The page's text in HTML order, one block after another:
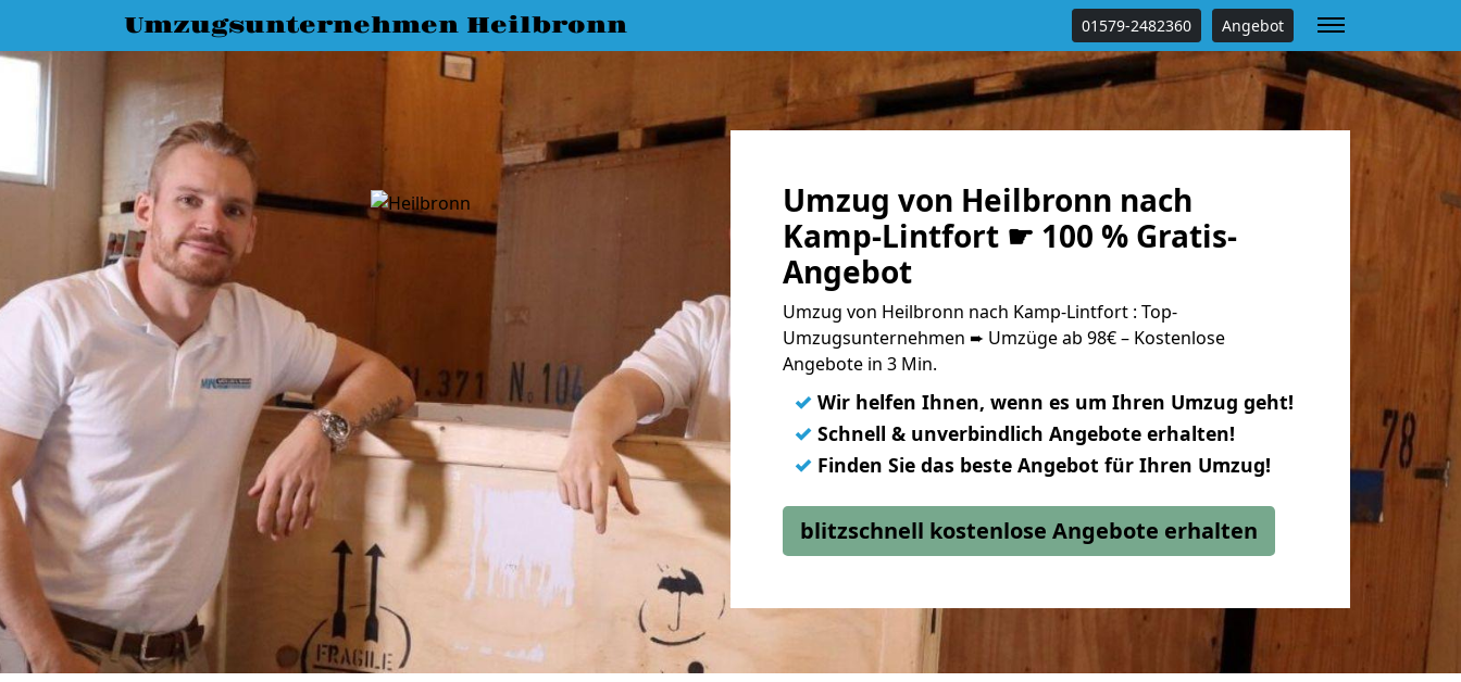
Umzugsunternehmen Heilbronn 01579-2482360 Angebot
Umzug von Heilbronn nach
Kamp-Lintfort ☛ 100 % Gratis-
Angebot
Umzug von Heilbronn nach Kamp-Lintfort : Top-
Umzugsunternehmen ➨ Umzüge ab 98€ – Kostenlose
Angebote in 3 Min.
✓ Wir helfen Ihnen, wenn es um Ihren Umzug geht!
✓ Schnell & unverbindlich Angebote erhalten!
✓ Finden Sie das beste Angebot für Ihren Umzug!
blitzschnell kostenlose Angebote erhalten